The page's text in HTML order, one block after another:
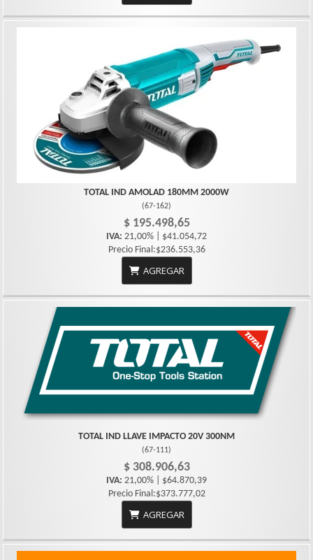
TOTAL IND AMOLAD 180MM 2000W
(67-162)
$ 195.498,65
IVA: 21,00% | $41.054,72
Precio Final:$236.553,36
AGREGAR
TOTAL IND LLAVE IMPACTO 20V 300NM
(67-111)
$ 308.906,63
IVA: 21,00% | $64.870,39
Precio Final:$373.777,02
AGREGAR